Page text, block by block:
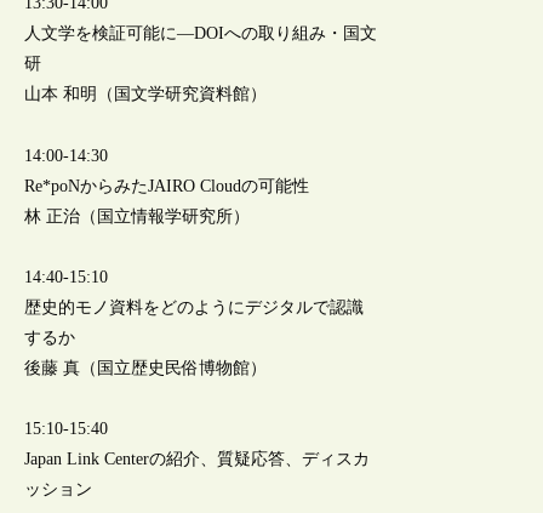
人文学を検証可能に―DOIへの取り組み・国文
研
山本 和明（国文学研究資料館）
14:00-14:30
Re*poNからみたJAIRO Cloudの可能性
林 正治（国立情報学研究所）
14:40-15:10
歴史的モノ資料をどのようにデジタルで認識
するか
後藤 真（国立歴史民俗博物館）
15:10-15:40
Japan Link Centerの紹介、質疑応答、ディスカ
ッション